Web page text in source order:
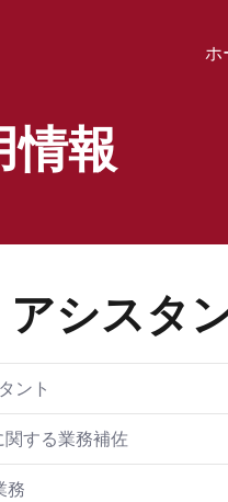
ホ
情報
シスタ
ント
する業務補佐
務